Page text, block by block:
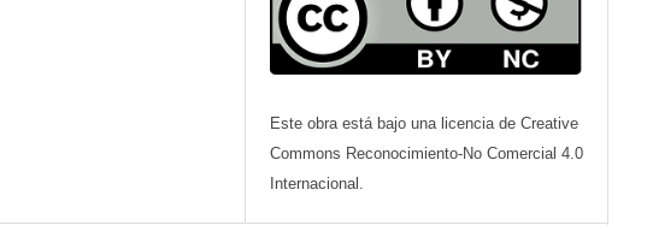
Este obra está bajo una licencia de Creative
Commons Reconocimiento-No Comercial 4.0
Internacional.